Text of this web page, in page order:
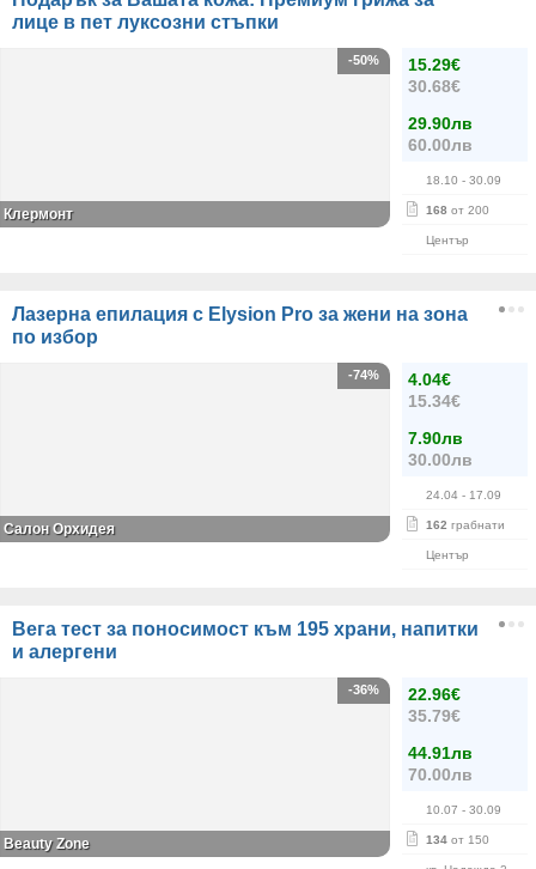
лице в пет луксозни стъпки
15.29€
30.68€
29.90лв
60.00лв
18.10 - 30.09
168 от 200
Център
-50%
Клермонт
Лазерна епилация с Elysion Pro за жени на зона
по избор
4.04€
15.34€
7.90лв
30.00лв
24.04 - 17.09
162 грабнати
Център
-74%
Салон Орхидея
Вега тест за поносимост към 195 храни, напитки
и алергени
22.96€
35.79€
44.91лв
70.00лв
10.07 - 30.09
134 от 150
-36%
Beauty Zone